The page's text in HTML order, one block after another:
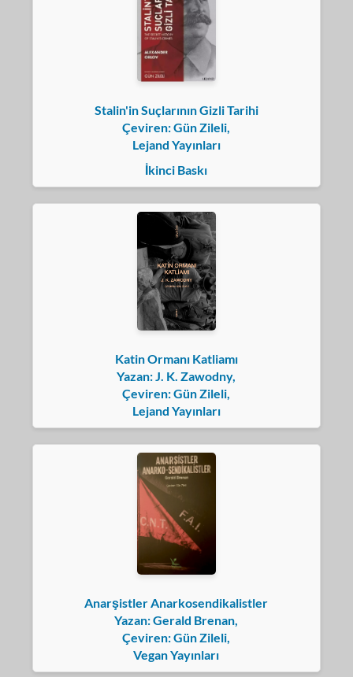
Stalin'in Suçlarının Gizli Tarihi
Çeviren: Gün Zileli,
Lejand Yayınları
İkinci Baskı
Katin Ormanı Katliamı
Yazan: J. K. Zawodny,
Çeviren: Gün Zileli,
Lejand Yayınları
Anarşistler Anarkosendikalistler
Yazan: Gerald Brenan,
Çeviren: Gün Zileli,
Vegan Yayınları